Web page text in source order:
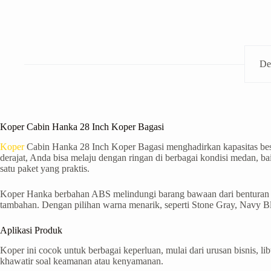
Koper Cabin Hanka 28 Inch Koper Bagasi
KoperCabin Hanka 28 Inch Koper Bagasi menghadirkan kapasitas
derajat, Anda bisa melaju dengan ringan di berbagai kondisi medan,
satu paket yang praktis.
Koper Hanka berbahan ABS melindungi barang bawaan dari
tambahan. Dengan pilihan warna menarik, seperti Stone Gray, Navy
Aplikasi Produk
Koper ini cocok untuk berbagai keperluan, mulai dari urusan bisnis,
khawatir soal keamanan atau kenyamanan.